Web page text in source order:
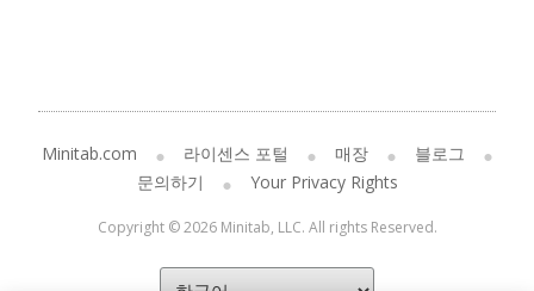
Minitab.com 라이센스 포털 매장
블로그
문의하기
Your Privacy Rights
Copyright © 2026 Minitab, LLC. All rights Reserved.